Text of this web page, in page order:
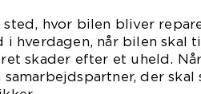
hvor bilen bliver
hverdagen, når bilen skal
skader efter et uheld.
der skal